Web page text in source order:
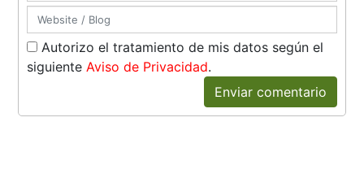
Autorizo el tratamiento de mis datos según el
siguienteAviso de Privacidad.
Enviar comentario